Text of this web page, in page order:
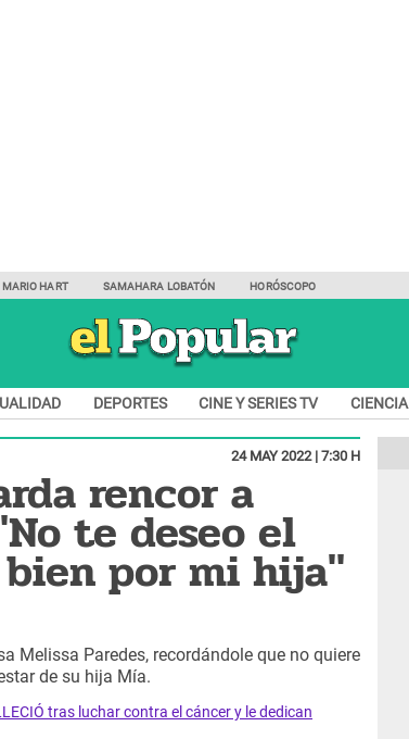
MARIO HART SAMAHARA LOBATÓN HORÓSCOPO
DEPORTES CINE Y SERIES TV CIENCIA
24 MAY 2022 | 7:30 H
rencor a
te deseo el
por mi hija"
Melissa Paredes, recordándole que no quiere
de su hija Mía.
tras luchar contra el cáncer y le dedican